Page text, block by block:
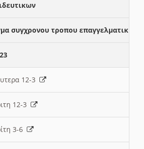
συγχρονου τροπου επαγγελματικης
12-3
12-3
3-6